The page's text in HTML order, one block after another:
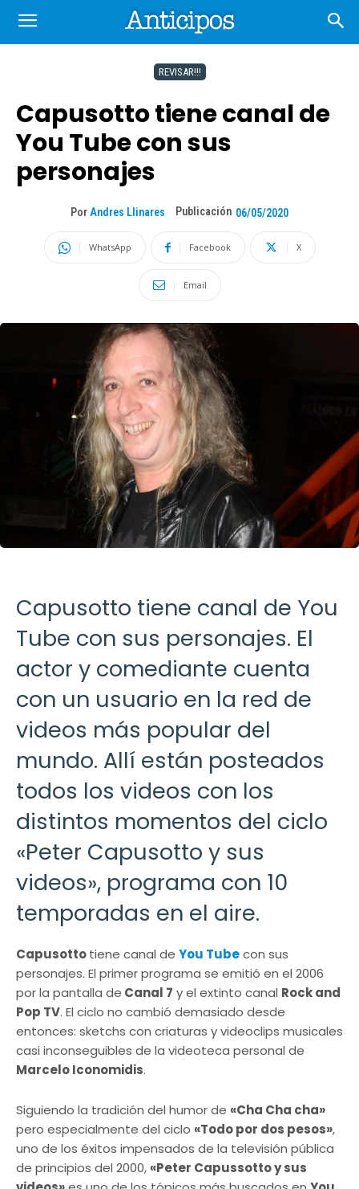
REVISAR!!!
Capusotto tiene canal de
You Tube con sus
personajes
Por Andres Llinares Publicación 06/05/2020
WhatsApp Facebook X
Email
Capusotto tiene canal de You
Tube con sus personajes. El
actor y comediante cuenta
con un usuario en la red de
videos más popular del
mundo. Allí están posteados
todos los videos con los
distintos momentos del ciclo
«Peter Capusotto y sus
videos», programa con 10
temporadas en el aire.
Capusottotiene canal de You Tubecon sus
personajes. El primer programa se emitió en el 2006
por la pantalla de Canal 7 y el extinto canal Rock and
Pop TV. El ciclo no cambió demasiado desde
entonces: sketchs con criaturas y videoclips musicales
casi inconseguibles de la videoteca personal de
Marcelo Iconomidis.
Siguiendo la tradición del humor de «Cha Cha cha»
pero especialmente del ciclo «Todo por dos pesos»,
uno de los éxitos impensados de la televisión pública
de principios del 2000, «Peter Capussotto y sus